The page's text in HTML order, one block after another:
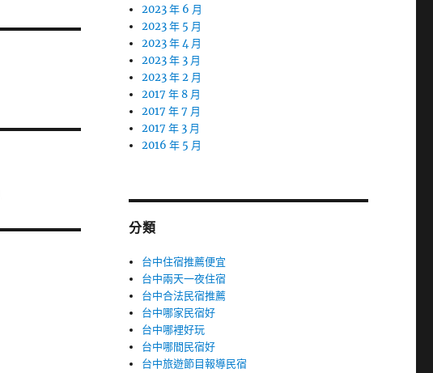
2023 年 6 月
2023 年 5 月
2023 年 4 月
2023 年 3 月
2023 年 2 月
2017 年 8 月
2017 年 7 月
2017 年 3 月
2016 年 5 月
分類
台中住宿推薦便宜
台中兩天一夜住宿
台中合法民宿推薦
台中哪家民宿好
台中哪裡好玩
台中哪間民宿好
台中旅遊節目報導民宿